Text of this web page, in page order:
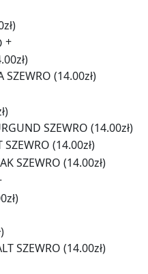
+
SZEWRO (14.00zł)
SZEWRO (14.00zł)
SZEWRO (14.00zł)
SZEWRO (14.00zł)
SZEWRO (14.00zł)